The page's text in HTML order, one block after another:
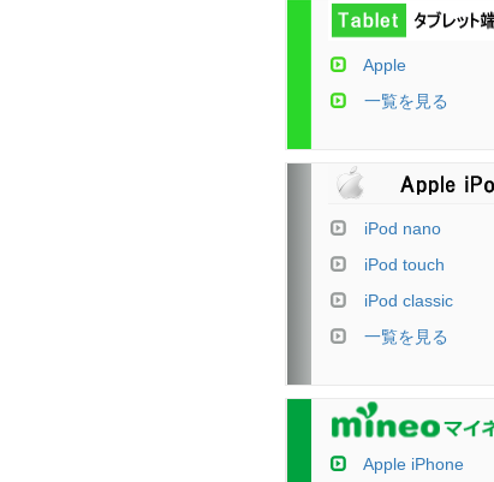
Apple
一覧を見る
iPod nano
iPod touch
iPod classic
一覧を見る
Apple iPhone